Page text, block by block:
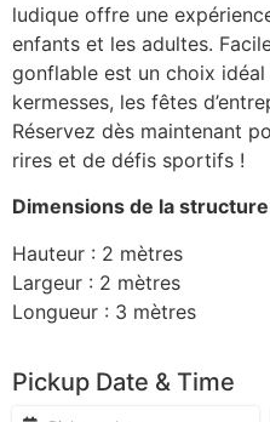
ludique offre une
enfants et les adultes.
gonflable est un choix
kermesses, les fêtes
Réservez dès maintenant
rires et de défis sportifs !
Dimensions de la
Hauteur : 2 mètres
Largeur : 2 mètres
Longueur : 3 mètres
Pickup Date & Time